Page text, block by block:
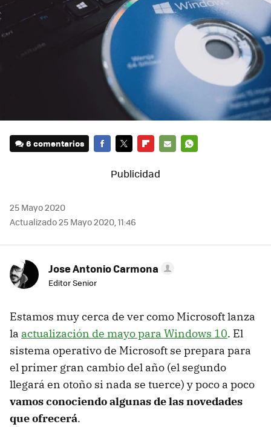
6 comentarios
MAIL
25 Mayo 2020
Actualizado 25 Mayo 2020, 11:46
Jose Antonio Carmona
Editor Senior
Estamos muy cerca de ver como Microsoft lanza
la actualización de mayo para Windows 10. El
sistema operativo de Microsoft se prepara para
el primer gran cambio del año (el segundo
llegará en otoño si nada se tuerce) y poco a poco
vamos conociendo algunas de las novedades
que ofrecerá.